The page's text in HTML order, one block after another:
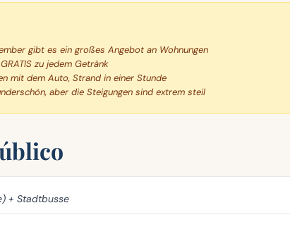
gibt es ein großes Angebot an Wohnungen
zu jedem Getränk
mit dem Auto, Strand in einer Stunde
aber die Steigungen sind extrem steil
+ Stadtbusse